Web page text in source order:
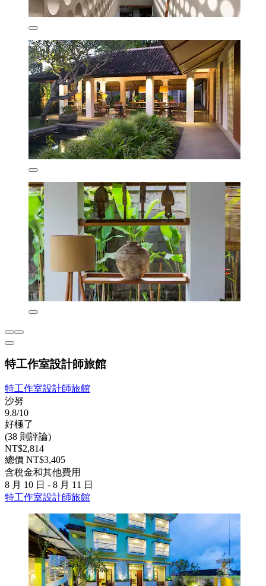
特工作室設計師旅館
特工作室設計師旅館
沙努
9.8/10
好極了
(38 則評論)
NT$2,814
總價 NT$3,405
含稅金和其他費用
8 月 10 日 - 8 月 11 日
特工作室設計師旅館